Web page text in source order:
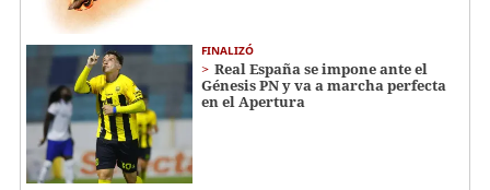
FINALIZÓ
Real España se impone ante el
Génesis PN y va a marcha perfecta
en el Apertura